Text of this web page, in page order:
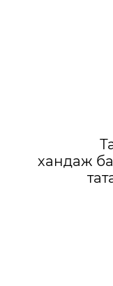
хандаж